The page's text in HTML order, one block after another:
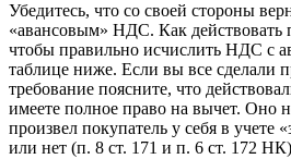
Убедитесь, что со своей стороны
«авансовым» НДС. Как действовать
чтобы правильно исчислить НДС с
таблице ниже. Если вы все сделали
требование поясните, что
имеете полное право на вычет. Оно
произвел покупатель у себя в учете
или нет (п. 8 ст. 171 и п. 6 ст. 172